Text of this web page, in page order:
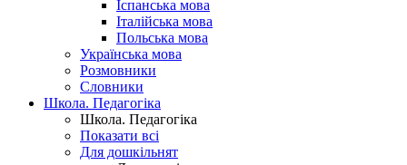
Іспанська мова
Італійська мова
Польська мова
Українська мова
Розмовники
Словники
Школа. Педагогіка
Школа. Педагогіка
Показати всі
Для дошкільнят